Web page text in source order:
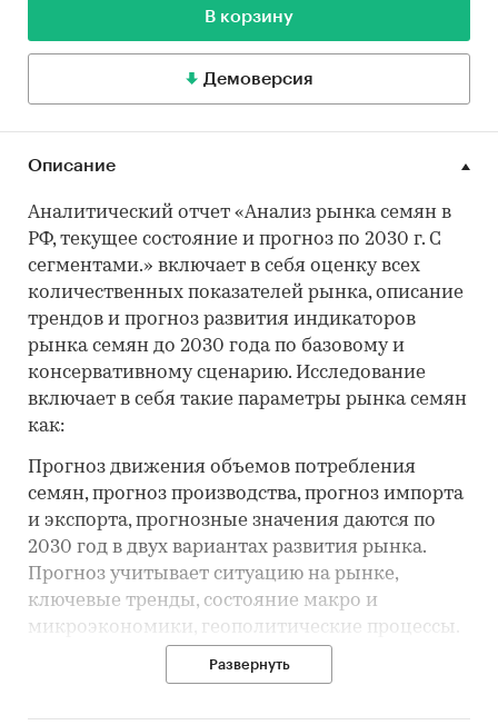
В корзину
Демоверсия
Описание
Аналитический отчет «Анализ рынка семян в
РФ, текущее состояние и прогноз по 2030 г. С
сегментами.» включает в себя оценку всех
количественных показателей рынка, описание
трендов и прогноз развития индикаторов
рынка семян до 2030 года по базовому и
консервативному сценарию. Исследование
включает в себя такие параметры рынка семян
как:
Прогноз движения объемов потребления
семян, прогноз производства, прогноз импорта
и экспорта, прогнозные значения даются по
2030 год в двух вариантах развития рынка.
Прогноз учитывает ситуацию на рынке,
ключевые тренды, состояние макро и
микроэкономики, геополитические процессы.
Объем потребления семян, динамика развития
Развернуть